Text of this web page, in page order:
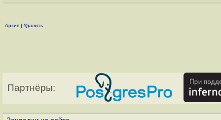
Архив | Удалить
Партнёры: